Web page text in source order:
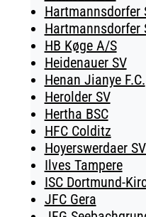
Hartmannsdorfer
Hartmannsdorfer
HB Køge A/S
Heidenauer SV
Henan Jianye F.C.
Herolder SV
Hertha BSC
HFC Colditz
Hoyerswerdaer
Ilves Tampere
ISC Dortmund-
JFC Gera